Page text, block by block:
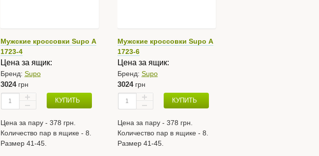
Мужские кроссовки Supo А
1723-4
Цена за ящик:
Бренд: Supo
3024 грн
КУПИТЬ
Цена за пару - 378 грн.
Количество пар в ящике - 8.
Размер 41-45.
Мужские кроссовки Supo А
1723-6
Цена за ящик:
Бренд: Supo
3024 грн
КУПИТЬ
Цена за пару - 378 грн.
Количество пар в ящике - 8.
Размер 41-45.